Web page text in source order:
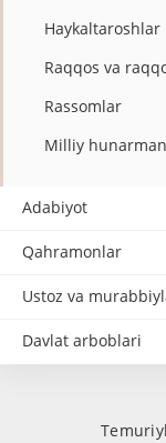
Haykaltaroshlar
Raqqos va
Rassomlar
Milliy
Adabiyot
Qahramonlar
Ustoz va
Davlat arboblari